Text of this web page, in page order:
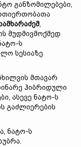
განზომილებები,
,
მუდმივმოქმედ
ს
სესიაზე
მთავარ
ჰიბრიდული
ასევე ნატო-ს
გაძლიერების
ნატო-ს